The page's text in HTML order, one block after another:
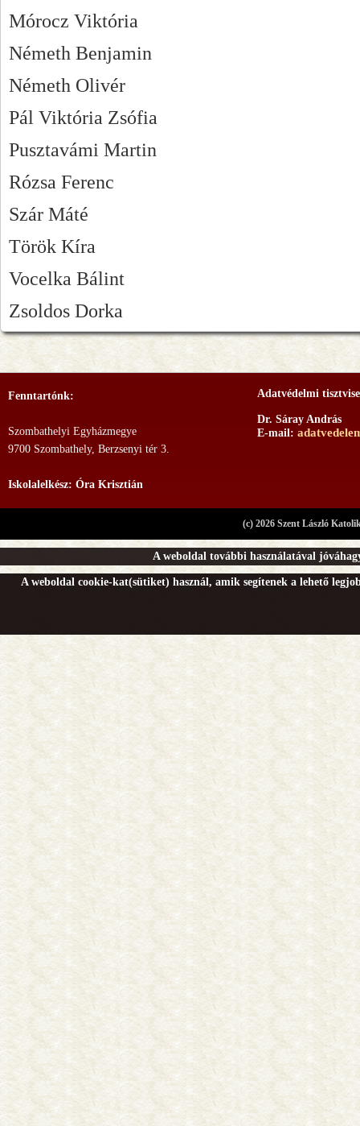
Mórocz Viktória
Németh Benjamin
Németh Olivér
Pál Viktória Zsófia
Pusztavámi Martin
Rózsa Ferenc
Szár Máté
Török Kíra
Vocelka Bálint
Zsoldos Dorka
Fenntartónk:
Szombathelyi Egyházmegye
9700 Szombathely, Berzsenyi tér 3.
Iskolalelkész: Óra Krisztián
Adatvédelmi
Dr. Sáray András
E-mail:
(c) 2026 Szent László
A weboldal további használatával
A weboldal cookie-kat(sütiket) használ, amik segítenek a lehető